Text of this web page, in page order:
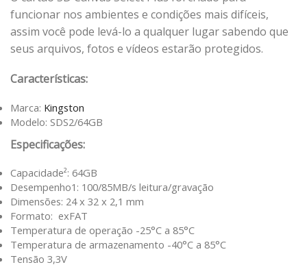
funcionar nos ambientes e condições mais difíceis,
assim você pode levá-lo a qualquer lugar sabendo que
seus arquivos, fotos e vídeos estarão protegidos.
Características:
Marca: Kingston
Modelo: SDS2/64GB
Especificações:
Capacidade²: 64GB
Desempenho1: 100/85MB/s leitura/gravação
Dimensões: 24 x 32 x 2,1 mm
Formato: exFAT
Temperatura de operação -25°C a 85°C
Temperatura de armazenamento -40°C a 85°C
Tensão 3,3V